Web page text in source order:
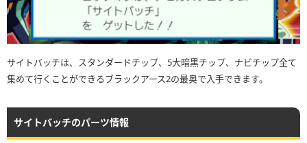
サイトバッチは、スタンダードチップ、5大暗黒チップ、ナビチップ全て
集めて行くことができるブラックアース2の最奥で入手できます。
サイトバッチのパーツ情報